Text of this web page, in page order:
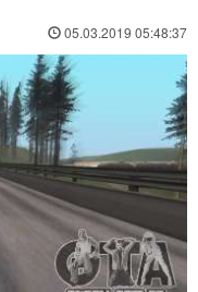
05.03.2019 05:48:37